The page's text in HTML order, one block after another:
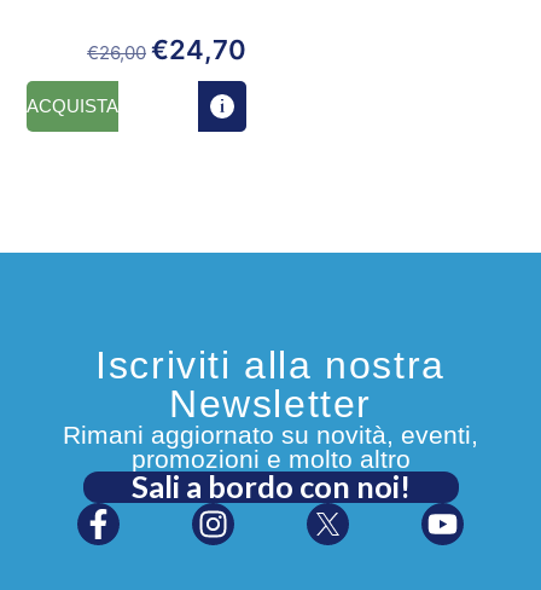
€26,00 €24,70
ACQUISTA
Iscriviti alla nostra
Newsletter
Rimani aggiornato su novità, eventi,
promozioni e molto altro
Sali a bordo con noi!